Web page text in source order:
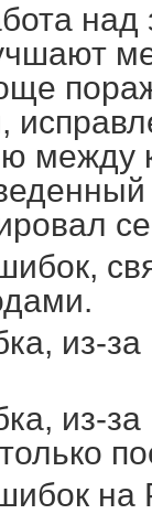
между
из-за
из-
на